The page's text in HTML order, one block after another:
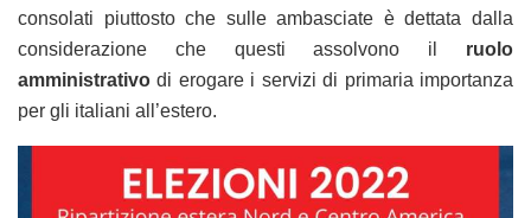
consolati piuttosto che sulle ambasciate è dettata dalla
considerazione che questi assolvono il ruolo
amministrativo di erogare i servizi di primaria importanza
per gli italiani all’estero.